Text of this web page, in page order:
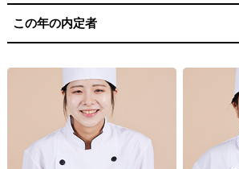
この年の内定者